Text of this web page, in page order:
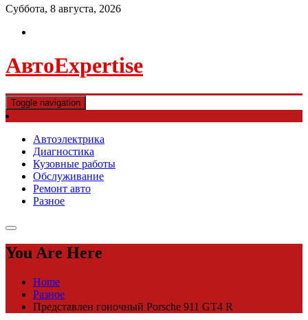
Суббота, 8 августа, 2026
АвтоExpertise
Toggle navigation
Автоэлектрика
Диагностика
Кузовные работы
Обслуживание
Ремонт авто
Разное
You Are Here
Home
Разное
Представлен гоночный Porsche 911 GT4 R